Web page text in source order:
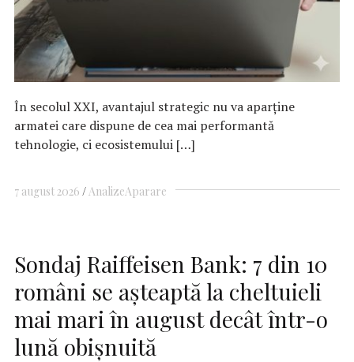
În secolul XXI, avantajul strategic nu va aparține
armatei care dispune de cea mai performantă
tehnologie, ci ecosistemului […]
7 august 2026 AnalizeAparare
Sondaj Raiffeisen Bank: 7 din 10
români se așteaptă la cheltuieli
mai mari în august decât într-o
lună obișnuită